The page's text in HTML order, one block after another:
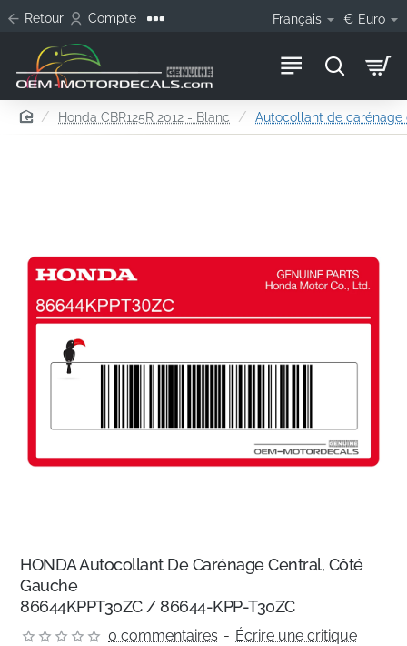
Retour Compte Français € Euro
homeHonda CBR125R 2012 - Blanc Autocollant de
HONDA Autocollant De Carénage Central, Côté
Gauche
86644KPPT30ZC / 86644-KPP-T30ZC
0 commentaires - Écrire une critique